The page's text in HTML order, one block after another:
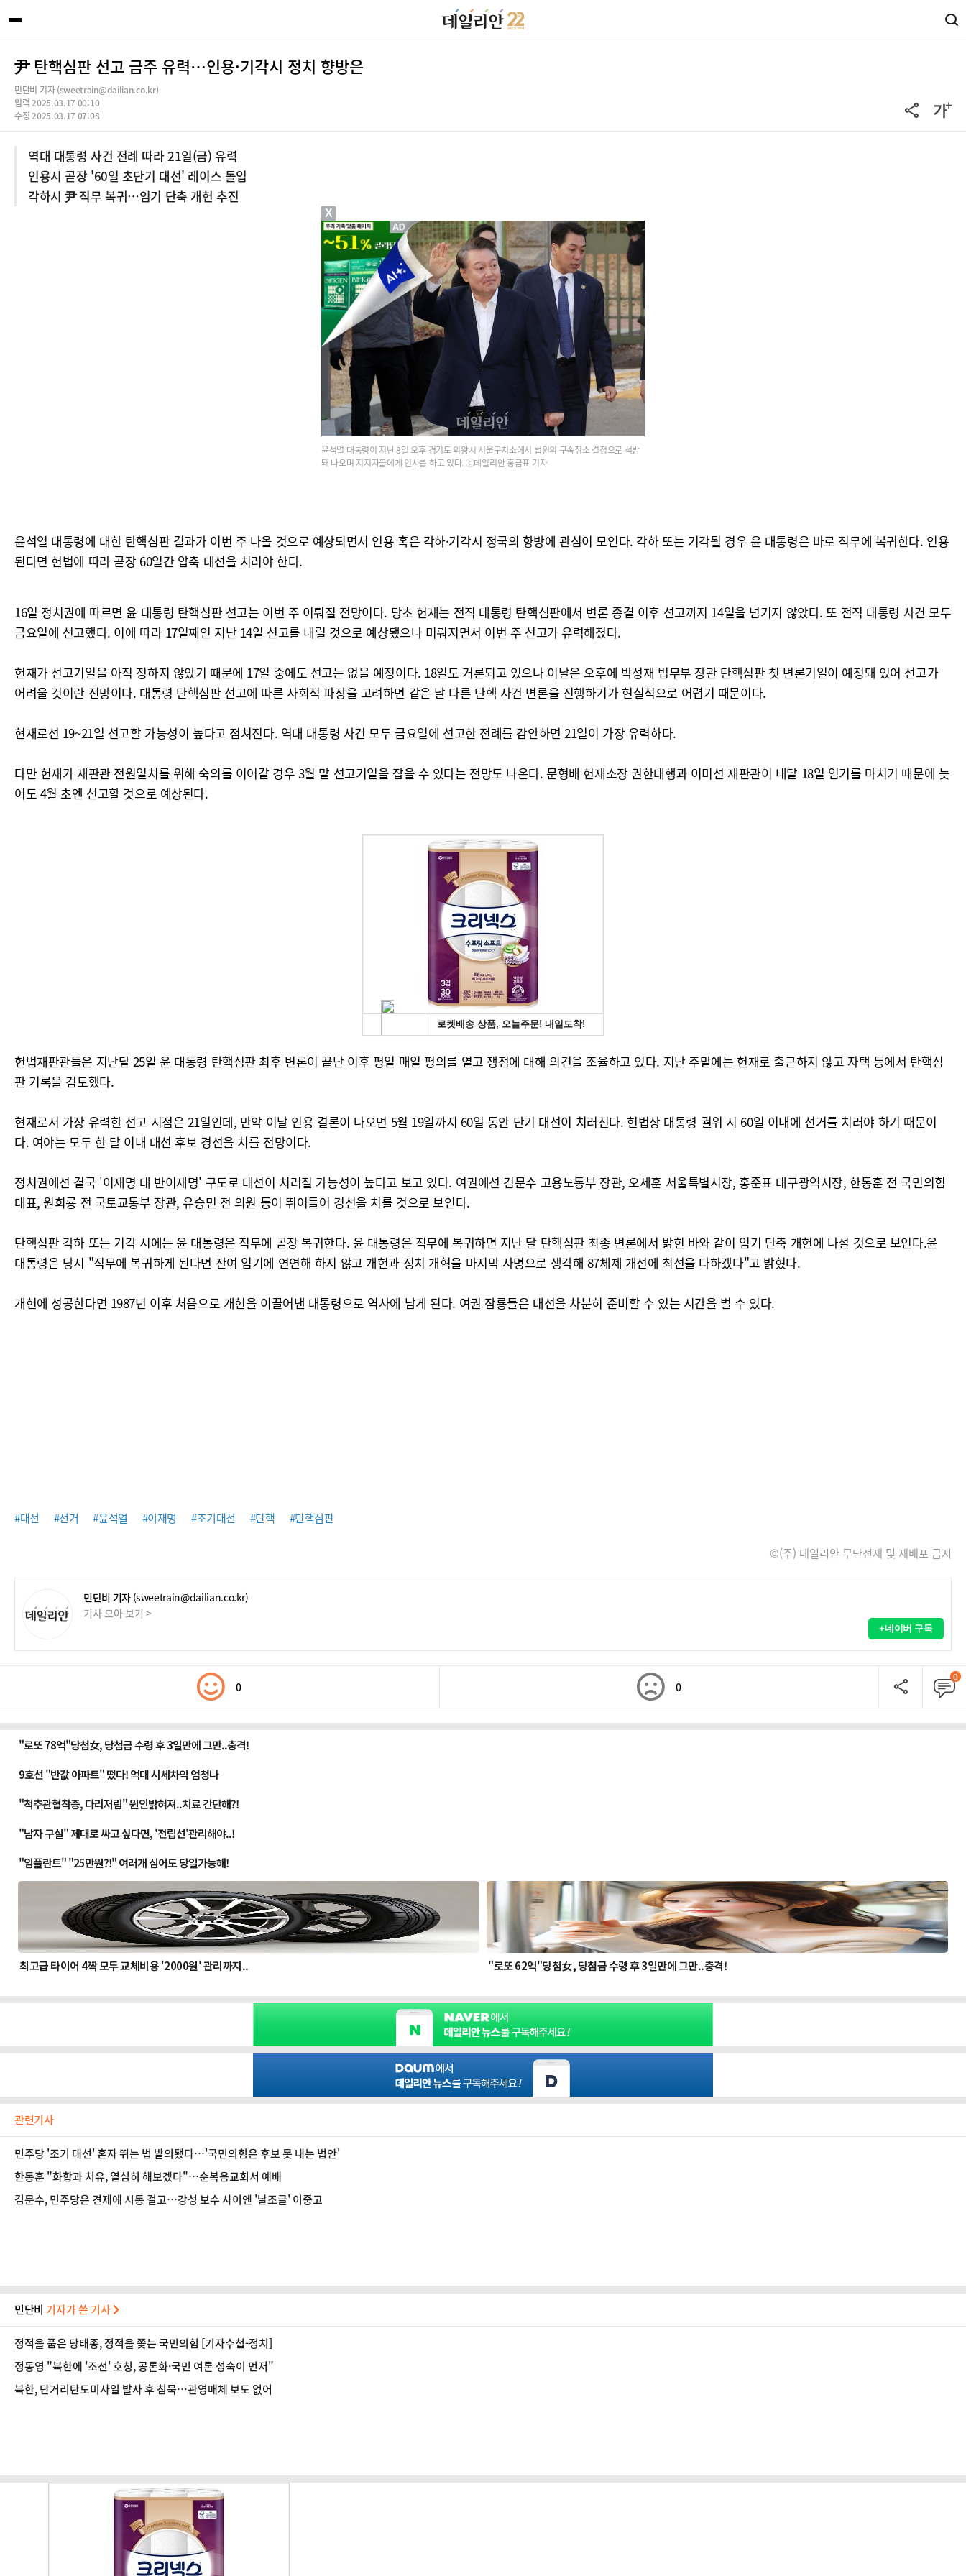
尹 탄핵심판 선고 금주 유력…인용·기각시 정치 향방은
민단비 기자 (sweetrain@dailian.co.kr)
입력 2025.03.17 00:10
수정 2025.03.17 07:08
역대 대통령 사건 전례 따라 21일(금) 유력
인용시 곧장 '60일 초단기 대선' 레이스 돌입
각하시 尹 직무 복귀…임기 단축 개헌 추진
윤석열 대통령이 지난 8일 오후 경기도 의왕시 서울구치소에서 법원의 구속취소 결정으로 석방
돼 나오며 지지자들에게 인사를 하고 있다. ⓒ데일리안 홍금표 기자
윤석열 대통령에 대한 탄핵심판 결과가 이번 주 나올 것으로 예상되면서 인용 혹은 각하·기각시 정국의 향방에 관심이 모인다. 각하 또는 기각될 경우 윤 대통령은 바로 직무에 복귀한다. 인용
된다면 헌법에 따라 곧장 60일간 압축 대선을 치러야 한다.
16일 정치권에 따르면 윤 대통령 탄핵심판 선고는 이번 주 이뤄질 전망이다. 당초 헌재는 전직 대통령 탄핵심판에서 변론 종결 이후 선고까지 14일을 넘기지 않았다. 또 전직 대통령 사건 모두
금요일에 선고했다. 이에 따라 17일째인 지난 14일 선고를 내릴 것으로 예상됐으나 미뤄지면서 이번 주 선고가 유력해졌다.
헌재가 선고기일을 아직 정하지 않았기 때문에 17일 중에도 선고는 없을 예정이다. 18일도 거론되고 있으나 이날은 오후에 박성재 법무부 장관 탄핵심판 첫 변론기일이 예정돼 있어 선고가
어려울 것이란 전망이다. 대통령 탄핵심판 선고에 따른 사회적 파장을 고려하면 같은 날 다른 탄핵 사건 변론을 진행하기가 현실적으로 어렵기 때문이다.
현재로선 19~21일 선고할 가능성이 높다고 점쳐진다. 역대 대통령 사건 모두 금요일에 선고한 전례를 감안하면 21일이 가장 유력하다.
다만 헌재가 재판관 전원일치를 위해 숙의를 이어갈 경우 3월 말 선고기일을 잡을 수 있다는 전망도 나온다. 문형배 헌재소장 권한대행과 이미선 재판관이 내달 18일 임기를 마치기 때문에 늦
어도 4월 초엔 선고할 것으로 예상된다.
헌법재판관들은 지난달 25일 윤 대통령 탄핵심판 최후 변론이 끝난 이후 평일 매일 평의를 열고 쟁점에 대해 의견을 조율하고 있다. 지난 주말에는 헌재로 출근하지 않고 자택 등에서 탄핵심
판 기록을 검토했다.
현재로서 가장 유력한 선고 시점은 21일인데, 만약 이날 인용 결론이 나오면 5월 19일까지 60일 동안 단기 대선이 치러진다. 헌법상 대통령 궐위 시 60일 이내에 선거를 치러야 하기 때문이
다. 여야는 모두 한 달 이내 대선 후보 경선을 치를 전망이다.
정치권에선 결국 '이재명 대 반이재명' 구도로 대선이 치러질 가능성이 높다고 보고 있다. 여권에선 김문수 고용노동부 장관, 오세훈 서울특별시장, 홍준표 대구광역시장, 한동훈 전 국민의힘
대표, 원희룡 전 국토교통부 장관, 유승민 전 의원 등이 뛰어들어 경선을 치를 것으로 보인다.
탄핵심판 각하 또는 기각 시에는 윤 대통령은 직무에 곧장 복귀한다. 윤 대통령은 직무에 복귀하면 지난 달 탄핵심판 최종 변론에서 밝힌 바와 같이 임기 단축 개헌에 나설 것으로 보인다.윤
대통령은 당시 "직무에 복귀하게 된다면 잔여 임기에 연연해 하지 않고 개헌과 정치 개혁을 마지막 사명으로 생각해 87체제 개선에 최선을 다하겠다"고 밝혔다.
개헌에 성공한다면 1987년 이후 처음으로 개헌을 이끌어낸 대통령으로 역사에 남게 된다. 여권 잠룡들은 대선을 차분히 준비할 수 있는 시간을 벌 수 있다.
#대선 #선거 #윤석열 #이재명 #조기대선 #탄핵 #탄핵심판
©(주) 데일리안 무단전재 및 재배포 금지
민단비 기자 (sweetrain@dailian.co.kr)
기사 모아 보기 >
+네이버 구독
0 0
0
관련기사
민주당 '조기 대선' 혼자 뛰는 법 발의됐다…'국민의힘은 후보 못 내는 법안'
한동훈 "화합과 치유, 열심히 해보겠다"…순복음교회서 예배
김문수, 민주당은 견제에 시동 걸고…강성 보수 사이엔 '날조글' 이중고
민단비 기자가 쓴 기사
정적을 품은 당태종, 정적을 쫓는 국민의힘 [기자수첩-정치]
정동영 "북한에 '조선' 호칭, 공론화·국민 여론 성숙이 먼저"
북한, 단거리탄도미사일 발사 후 침묵…관영매체 보도 없어
X